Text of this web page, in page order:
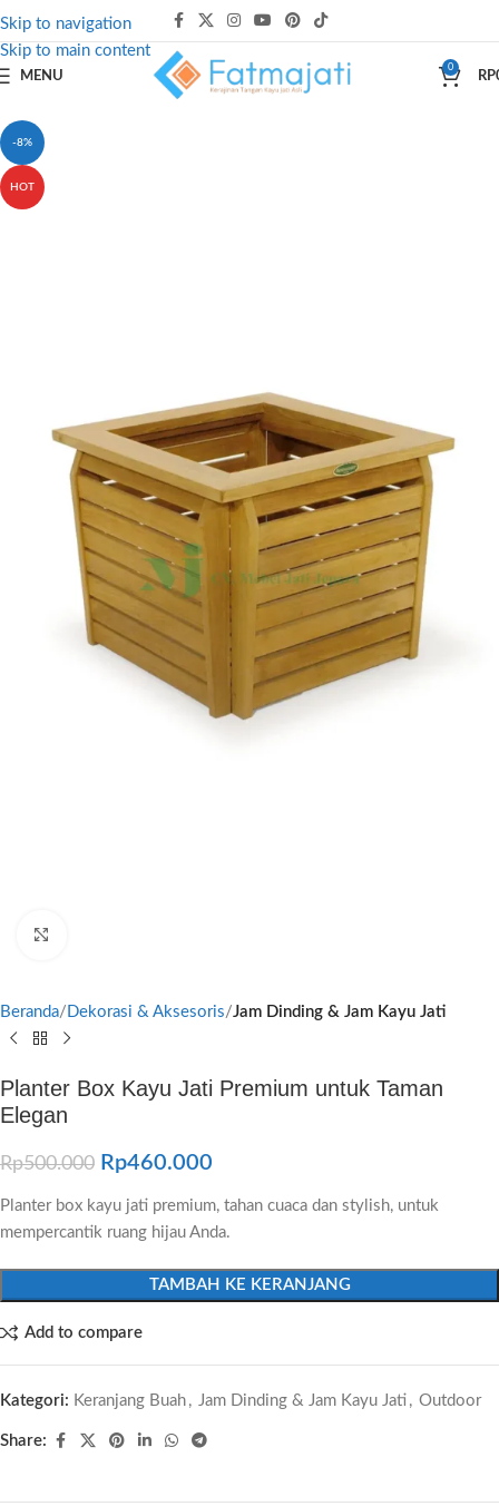
Skip to navigation
Skip to main content
MENU
0
RP
-8%
HOT
Beranda Dekorasi & Aksesoris Jam Dinding & Jam Kayu Jati
Planter Box Kayu Jati Premium untuk Taman
Elegan
Rp500.000 Rp460.000
Planter box kayu jati premium, tahan cuaca dan stylish, untuk
mempercantik ruang hijau Anda.
TAMBAH KE KERANJANG
Add to compare
Kategori: Keranjang Buah , Jam Dinding & Jam Kayu Jati , Outdoor
Share: